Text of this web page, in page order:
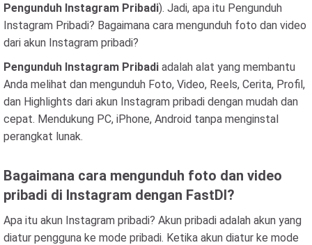
Pengunduh Instagram Pribadi). Jadi, apa itu Pengunduh
Instagram Pribadi? Bagaimana cara mengunduh foto dan video
dari akun Instagram pribadi?
Pengunduh Instagram Pribadi adalah alat yang membantu
Anda melihat dan mengunduh Foto, Video, Reels, Cerita, Profil,
dan Highlights dari akun Instagram pribadi dengan mudah dan
cepat. Mendukung PC, iPhone, Android tanpa menginstal
perangkat lunak.
Bagaimana cara mengunduh foto dan video
pribadi di Instagram dengan FastDl?
Apa itu akun Instagram pribadi? Akun pribadi adalah akun yang
diatur pengguna ke mode pribadi. Ketika akun diatur ke mode